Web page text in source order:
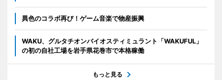
異色のコラボ再び！ゲーム音楽で物産振興
WAKU、グルタチオンバイオスティミュラント「WAKUFUL」
の初の自社工場を岩手県花巻市で本格稼働
もっと見る